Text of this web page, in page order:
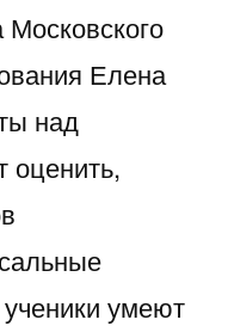
Московского
Елена
над
оценить,
умеют